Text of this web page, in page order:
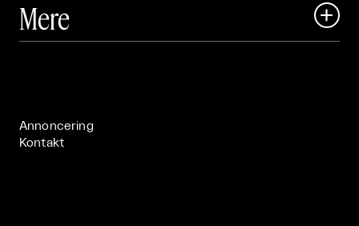
 Art Matter Festival
Mere 
Annoncering
Kontakt